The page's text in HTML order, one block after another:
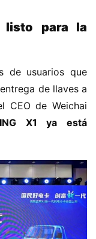
listo para la
de usuarios que
de llaves a
CEO de Weichai
X1 ya está